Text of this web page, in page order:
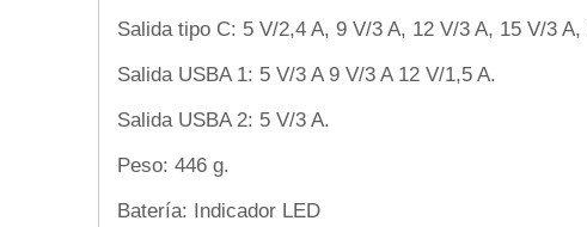
Salida tipo C: 5 V/2,4 A, 9 V/3 A, 12 V/3 A, 15 V/3
Salida USBA 1: 5 V/3 A 9 V/3 A 12 V/1,5 A.
Salida USBA 2: 5 V/3 A.
Peso: 446 g.
Batería: Indicador LED